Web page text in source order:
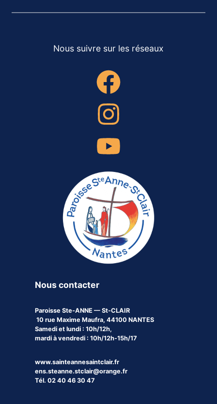
Nous suivre sur les réseaux
Nous contacter
Paroisse Ste-ANNE — St-CLAIR
10 rue Maxime Maufra, 44100 NANTES
Samedi et lundi : 10h/12h,
mardi à vendredi : 10h/12h-15h/17
www.sainteannesaintclair.fr
ens.steanne.stclair@orange.fr
Tél. 02 40 46 30 47